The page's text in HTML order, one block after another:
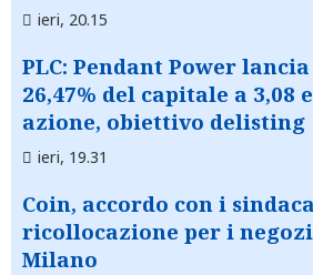
ieri, 20.15
PLC: Pendant Power lancia
26,47% del capitale a 3,08
azione, obiettivo delisting
ieri, 19.31
Coin, accordo con i
ricollocazione per i negozi
Milano